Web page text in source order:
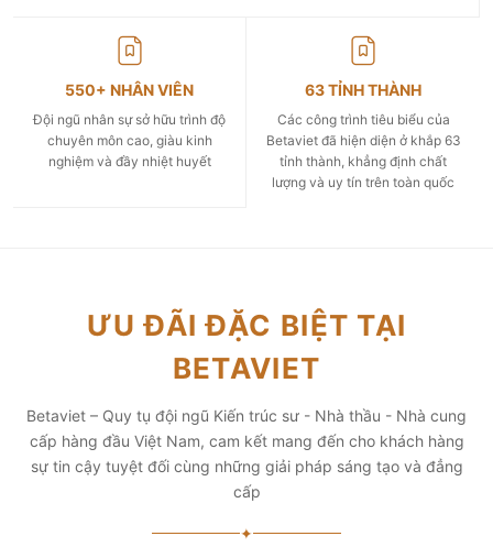
550+ NHÂN VIÊN
Đội ngũ nhân sự sở hữu trình độ
chuyên môn cao, giàu kinh
nghiệm và đầy nhiệt huyết
63 TỈNH THÀNH
Các công trình tiêu biểu của
Betaviet đã hiện diện ở khắp 63
tỉnh thành, khẳng định chất
lượng và uy tín trên toàn quốc
ƯU ĐÃI ĐẶC BIỆT TẠI
BETAVIET
Betaviet – Quy tụ đội ngũ Kiến trúc sư - Nhà thầu - Nhà cung
cấp hàng đầu Việt Nam, cam kết mang đến cho khách hàng
sự tin cậy tuyệt đối cùng những giải pháp sáng tạo và đẳng
cấp
✦